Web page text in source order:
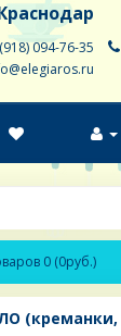
094-76-35
0 (0руб.)
(креманки,